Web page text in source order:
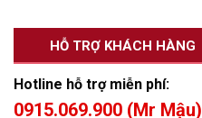
HỖ TRỢ KHÁCH HÀNG
Hotline hỗ trợ miễn phí:
0915.069.900 (Mr Mậu)